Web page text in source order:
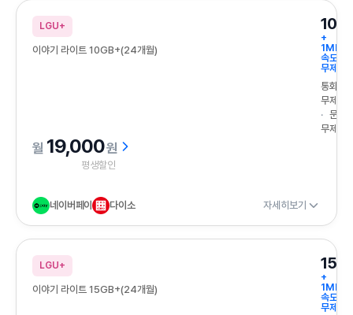
할인에 할인을 더했다! 초특가 요금제
LGU+
이야기 라이트 10GB+(24개월)
+
1Mbps
속도
무제한
통화
무제한
문자
무제한
19,000원
평생할인
네이버페이 다이소 자세히보기
LGU+
이야기 라이트 15GB+(24개월)
+
1Mbps
속도
무제한